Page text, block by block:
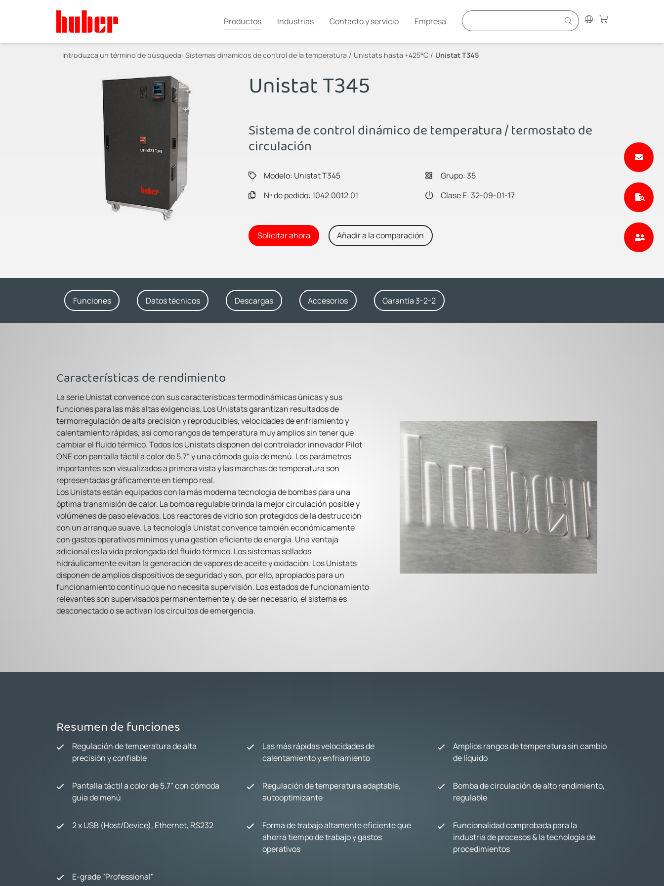
Productos Industrias Contacto y servicio Empresa
Introduzca un término de búsqueda: Sistemas dinámicos de control de la temperatura Unistats hasta +425°C Unistat T345
Unistat T345
Sistema de control dinámico de temperatura / termostato de
circulación
Modelo: Unistat T345
Grupo: 35
Nº de pedido: 1042.0012.01
Clase E: 32-09-01-17
Solicitar ahora Añadir a la comparación
Funciones Datos técnicos Descargas Accesorios Garantía 3-2-2
Características de rendimiento
La serie Unistat convence con sus características termodinámicas únicas y sus
funciones para las más altas exigencias. Los Unistats garantizan resultados de
termorregulación de alta precisión y reproducibles, velocidades de enfriamiento y
calentamiento rápidas, así como rangos de temperatura muy amplios sin tener que
cambiar el fluido térmico. Todos los Unistats disponen del controlador innovador Pilot
ONE con pantalla táctil a color de 5.7“ y una cómoda guía de menú. Los parámetros
importantes son visualizados a primera vista y las marchas de temperatura son
representadas gráficamente en tiempo real.
Los Unistats están equipados con la más moderna tecnología de bombas para una
óptima transmisión de calor. La bomba regulable brinda la mejor circulación posible y
volúmenes de paso elevados. Los reactores de vidrio son protegidos de la destrucción
con un arranque suave. La tecnología Unistat convence también económicamente
con gastos operativos mínimos y una gestión eficiente de energía. Una ventaja
adicional es la vida prolongada del fluido térmico. Los sistemas sellados
hidráulicamente evitan la generación de vapores de aceite y oxidación. Los Unistats
disponen de amplios dispositivos de seguridad y son, por ello, apropiados para un
funcionamiento continuo que no necesita supervisión. Los estados de funcionamiento
relevantes son supervisados permanentemente y, de ser necesario, el sistema es
desconectado o se activan los circuitos de emergencia.
Resumen de funciones
Regulación de temperatura de alta
precisión y confiable
Las más rápidas velocidades de
calentamiento y enfriamiento
Amplios rangos de temperatura sin cambio
de líquido
Pantalla táctil a color de 5.7" con cómoda
guía de menú
Regulación de temperatura adaptable,
autooptimizante
Bomba de circulación de alto rendimiento,
regulable
2 x USB (Host/Device), Ethernet, RS232
Forma de trabajo altamente eficiente que
ahorra tiempo de trabajo y gastos
operativos
Funcionalidad comprobada para la
industria de procesos & la tecnología de
procedimientos
E-grade "Professional"